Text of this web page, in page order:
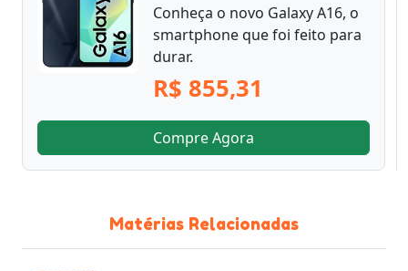
Conheça o novo Galaxy A16, o
smartphone que foi feito para
durar.
R$ 855,31
Compre Agora
Matérias Relacionadas